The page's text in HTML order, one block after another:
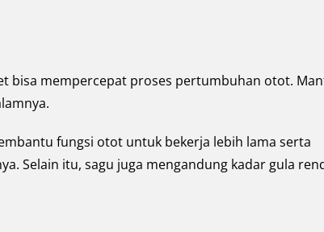
bisa mempercepat proses pertumbuhan otot.
fungsi otot untuk bekerja lebih lama serta
Selain itu, sagu juga mengandung kadar gula